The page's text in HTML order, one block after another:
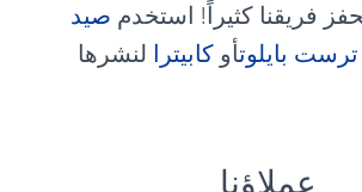
فريقنا كثيراً! استخدم صيد
ترست بايلوتأو كابيترا لنشرها
عملاؤنا